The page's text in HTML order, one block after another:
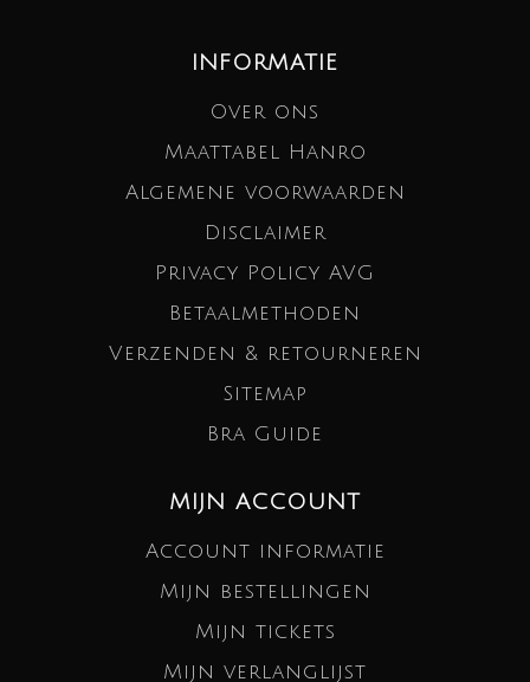
INFORMATIE
Over ons
Maattabel Hanro
Algemene voorwaarden
Disclaimer
Privacy Policy AVG
Betaalmethoden
Verzenden & retourneren
Sitemap
Bra Guide
MIJN ACCOUNT
Account informatie
Mijn bestellingen
Mijn tickets
Mijn verlanglijst